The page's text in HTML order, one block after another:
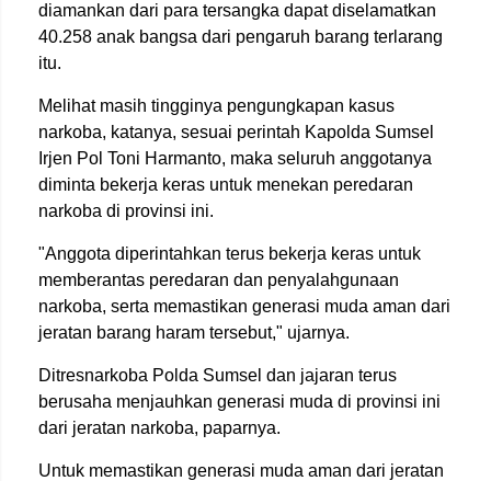
diamankan dari para tersangka dapat diselamatkan
40.258 anak bangsa dari pengaruh barang terlarang
itu.
Melihat masih tingginya pengungkapan kasus
narkoba, katanya, sesuai perintah Kapolda Sumsel
Irjen Pol Toni Harmanto, maka seluruh anggotanya
diminta bekerja keras untuk menekan peredaran
narkoba di provinsi ini.
"Anggota diperintahkan terus bekerja keras untuk
memberantas peredaran dan penyalahgunaan
narkoba, serta memastikan generasi muda aman dari
jeratan barang haram tersebut," ujarnya.
Ditresnarkoba Polda Sumsel dan jajaran terus
berusaha menjauhkan generasi muda di provinsi ini
dari jeratan narkoba, paparnya.
Untuk memastikan generasi muda aman dari jeratan